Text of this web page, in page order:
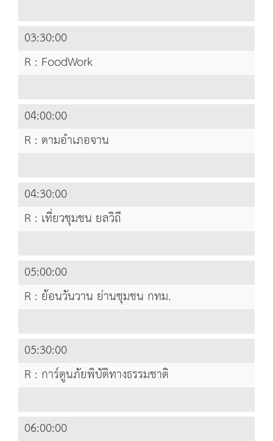
03:30:00
R : FoodWork
04:00:00
R : ตามอำเภอจาน
04:30:00
R : เที่ยวชุมชน ยลวิถี
05:00:00
R : ย้อนวันวาน ย่านชุมชน กทม.
05:30:00
R : การ์ตูนภัยพิบัติทางธรรมชาติ
06:00:00